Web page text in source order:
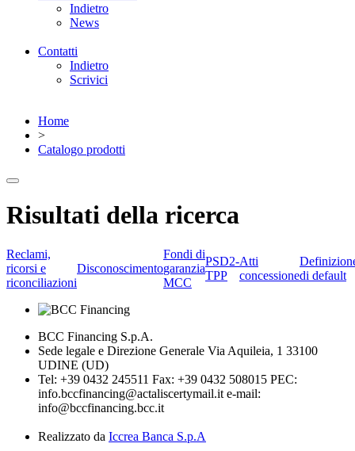
Indietro
News
Contatti
Indietro
Scrivici
Home
>
Catalogo prodotti
Risultati della ricerca
Reclami,
ricorsi e
riconciliazioni
Disconoscimento
Fondi di
garanzia
MCC
PSD2-
TPP
Atti
concessionedi default
BCC Financing S.p.A.
Sede legale e Direzione Generale Via Aquileia, 1 33100
UDINE (UD)
Tel: +39 0432 245511 Fax: +39 0432 508015 PEC:
info.bccfinancing@actaliscertymail.it e-mail:
info@bccfinancing.bcc.it
Realizzato da Iccrea Banca S.p.A